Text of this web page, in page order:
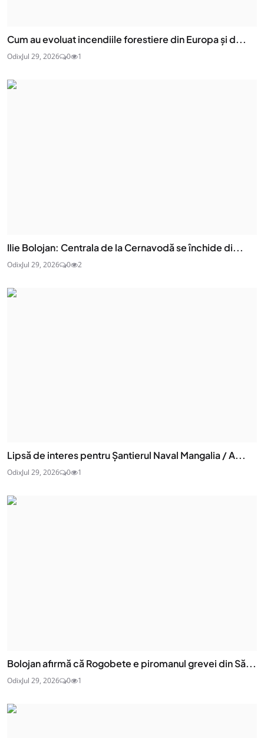
Cum au evoluat incendiile forestiere din Europa și d...
OdixJul 29, 2026 0 1
Ilie Bolojan: Centrala de la Cernavodă se închide di...
OdixJul 29, 2026 0 2
Lipsă de interes pentru Șantierul Naval Mangalia / A...
OdixJul 29, 2026 0 1
Bolojan afirmă că Rogobete e piromanul grevei din Să...
OdixJul 29, 2026 0 1